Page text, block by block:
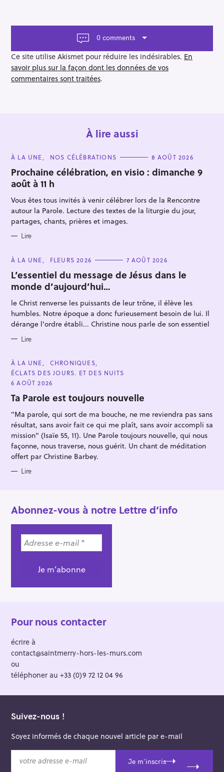
v
a
t
i
o
0 comments
Ce site utilise Akismet pour réduire les indésirables. En
savoir plus sur la façon dont les données de vos
commentaires sont traitées.
À lire aussi
C
T
E
G
O
R
I
E
S
À LA UNE NOS CÉLÉBRATIONS 8 AOÛT 2026
Prochaine célébration, en visio : dimanche 9
août à 11 h
Vous êtes tous invités à venir célébrer lors de la Rencontre
autour la Parole. Lecture des textes de la liturgie du jour,
partages, chants, prières et images.
Lire
C
T
E
G
O
R
I
E
S
À LA UNE FLEURS 2026 7 AOÛT 2026
L’essentiel du message de Jésus dans le
monde d’aujourd’hui…
le Christ renverse les puissants de leur trône, il élève les
humbles. Notre époque a donc furieusement besoin de lui. Il
dérange l'ordre établi... Christine nous parle de son essentiel
Lire
C
A
T
E
O
R
E
À LA UNE
CHRONIQUES
ÉCLATS DES JOURS. ET DES NUITS
6 AOÛT 2026
Ta Parole est toujours nouvelle
"Ma parole, qui sort de ma bouche, ne me reviendra pas sans
résultat, sans avoir fait ce qui me plaît, sans avoir accompli sa
mission" (Isaïe 55, 11). Une Parole toujours nouvelle, qui nous
façonne, nous traverse, nous guérit. Un chant de méditation
offert par Christine Barbey.
Lire
Abonnez-vous à notre Lettre d’info
Pour nous contacter
écrire à
contact@saintmerry-hors-les-murs.com
ou
téléphoner au +33 (0)9 72 12 04 96
Suivez-nous !
Soyez informés de chaque nouvel article par e-mail
Je m'inscris
R
c
r
c
h
e
r